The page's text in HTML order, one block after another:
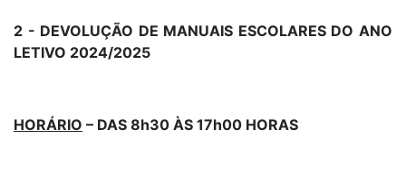
2 - DEVOLUÇÃO DE MANUAIS ESCOLARES DO ANO
LETIVO 2024/2025
HORÁRIO – DAS 8h30 ÀS 17h00 HORAS